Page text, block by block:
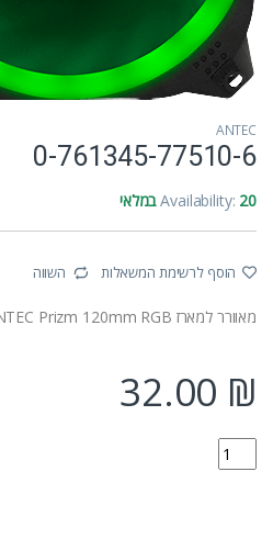
ANTEC
0-761345-77510-6
Availability: 20 במלאי
הוסף לרשימת המשאלות השווה
מאוורר למארז ANTEC Prizm 120mm RGB
32.00 ₪
0-761345-77510-6 quantity